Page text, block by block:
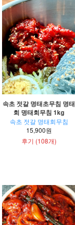
속초 젓갈 명태초무침 명태
회 명태회무침 1kg
속초 젓갈 명태회무침
15,900원
후기 (108개)